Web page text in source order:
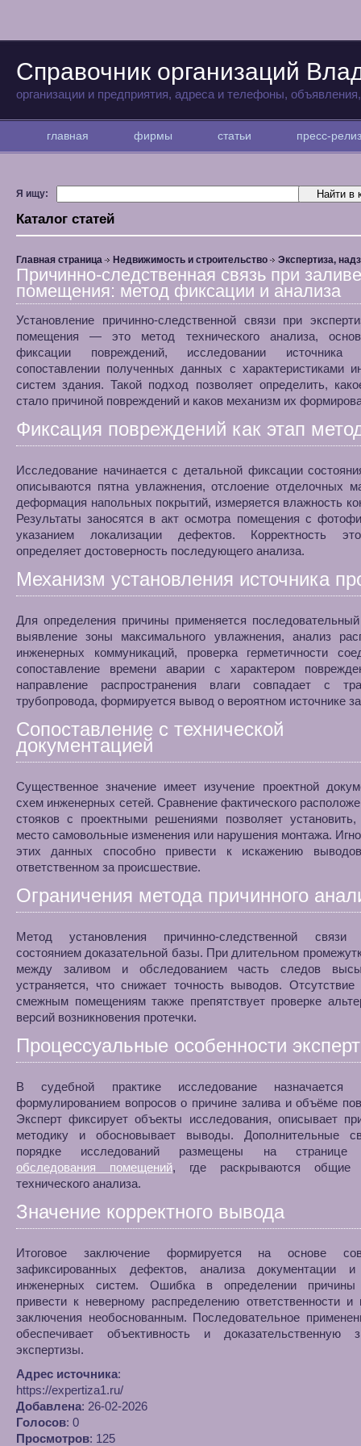
Справочник организаций
организации и предприятия, адреса и телефоны,
главная фирмы статьи пресс-
Я ищу:
Каталог статей
Главная страница Недвижимость и строительство Экспертиза,
Причинно-следственная связь при заливе
помещения: метод фиксации и анализа
Установление причинно-следственной связи при
помещения — это метод технического анализа,
фиксации повреждений, исследовании
сопоставлении полученных данных с характеристиками
систем здания. Такой подход позволяет определить,
стало причиной повреждений и каков механизм их
Фиксация повреждений как этап
Исследование начинается с детальной фиксации
описываются пятна увлажнения, отслоение отделочных
деформация напольных покрытий, измеряется влажность
Результаты заносятся в акт осмотра помещения с
указанием локализации дефектов. Корректность
определяет достоверность последующего анализа.
Механизм установления источника
Для определения причины применяется
выявление зоны максимального увлажнения, анализ
инженерных коммуникаций, проверка герметичности
сопоставление времени аварии с характером
направление распространения влаги совпадает с
трубопровода, формируется вывод о вероятном источнике
Сопоставление с технической
документацией
Существенное значение имеет изучение проектной
схем инженерных сетей. Сравнение фактического
стояков с проектными решениями позволяет
место самовольные изменения или нарушения монтажа.
этих данных способно привести к искажению
ответственном за происшествие.
Ограничения метода причинного
Метод установления причинно-следственной связи
состоянием доказательной базы. При длительном
между заливом и обследованием часть следов
устраняется, что снижает точность выводов. Отсутствие
смежным помещениям также препятствует проверке
версий возникновения протечки.
Процессуальные особенности
В судебной практике исследование
формулированием вопросов о причине залива и объёме
Эксперт фиксирует объекты исследования, описывает
методику и обосновывает выводы. Дополнительные
порядке исследований размещены на
обследования помещений, где раскрываются общие
технического анализа.
Значение корректного вывода
Итоговое заключение формируется на основе
зафиксированных дефектов, анализа документации и
инженерных систем. Ошибка в определении причины
привести к неверному распределению ответственности и
заключения необоснованным. Последовательное
обеспечивает объективность и доказательственную
экспертизы.
Адрес источника:
https://expertiza1.ru/
Добавлена: 26-02-2026
Голосов: 0
Просмотров: 125